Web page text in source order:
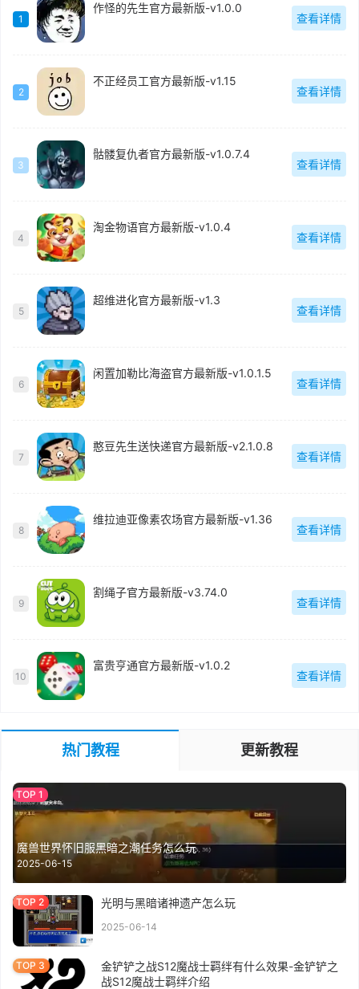
1
作怪的先生官方最新版-v1.0.0
查看详情
2
不正经员工官方最新版-v1.15
查看详情
3
骷髅复仇者官方最新版-v1.0.7.4
查看详情
4
淘金物语官方最新版-v1.0.4
查看详情
5
超维进化官方最新版-v1.3
查看详情
6
闲置加勒比海盗官方最新版-v1.0.1.5
查看详情
7
憨豆先生送快递官方最新版-v2.1.0.8
查看详情
8
维拉迪亚像素农场官方最新版-v1.36
查看详情
9
割绳子官方最新版-v3.74.0
查看详情
10
富贵亨通官方最新版-v1.0.2
查看详情
热门教程 更新教程
魔兽世界怀旧服黑暗之潮任务怎么玩
2025-06-15
光明与黑暗诸神遗产怎么玩
2025-06-14
金铲铲之战S12魔战士羁绊有什么效果-金铲铲之
战S12魔战士羁绊介绍